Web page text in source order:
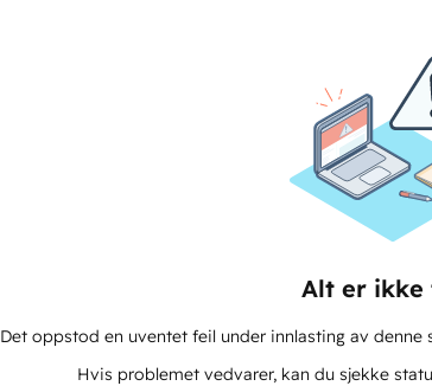
Alt er ikke
Det oppstod en uventet feil under innlasting av
Hvis problemet vedvarer, kan du sjekke